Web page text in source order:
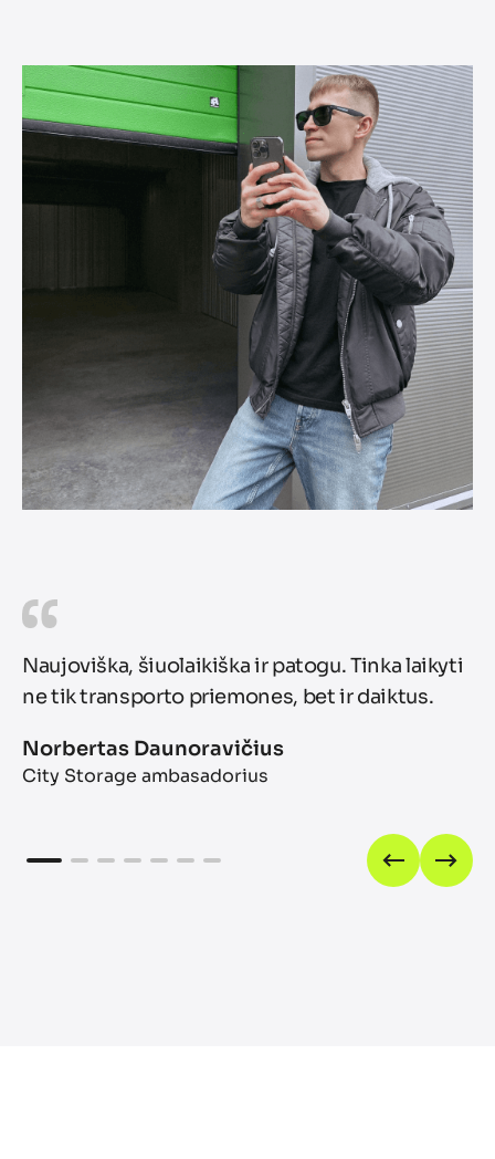
Naujoviška, šiuolaikiška ir patogu. Tinka laikyti
ne tik transporto priemones, bet ir daiktus.
Norbertas Daunoravičius
City Storage ambasadorius